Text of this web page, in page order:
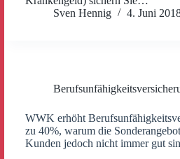
Sven Hennig
4. Juni
WWK erhöht
zu 40%, warum die
Kunden jedoch nicht immer gut